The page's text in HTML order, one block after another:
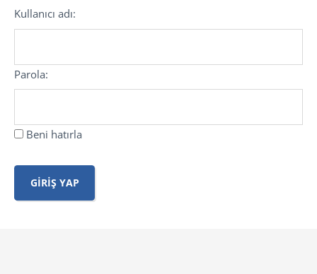
Kullanıcı adı:
Parola:
Beni hatırla
GIRIŞ YAP